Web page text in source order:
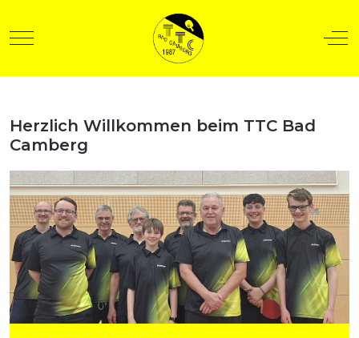
Mobile Menu Toggle
Herzlich Willkommen beim TTC Bad
Camberg
anzeigen